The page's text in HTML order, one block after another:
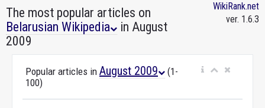
The most popular articles on
Belarusian Wikipedia
in August
2009
WikiRank.net
ver. 1.6.3
Popular articles in August 2009
(1-
100)